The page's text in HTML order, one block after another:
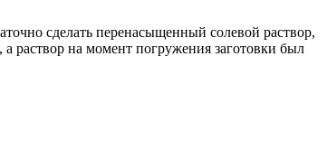
сделать перенасыщенный солевой раствор,
раствор на момент погружения заготовки был